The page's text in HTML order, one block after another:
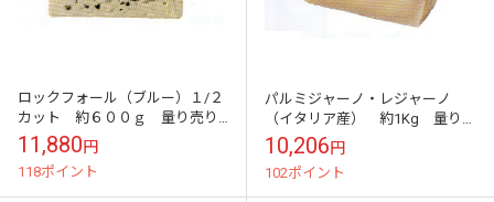
ロックフォール（ブルー）１/２
カット 約６００ｇ 量り売り
商品 約6500円
11,880円
118ポイント
パルミジャーノ・レジャーノ
（イタリア産） 約1Kg 量り売
り商品 24か月熟成 10206/ｋ
ｇ DOP
10,206円
102ポイント